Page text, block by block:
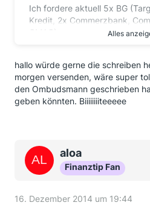
Ich fordere aktuell 5x BG
Kredit, 2x Commerzbank,
der Verjährung gesendet und
man ausfüllen musste. Ist
brauch ich doch nix machen
Bei allen war Frist bis gestern.
Fragen
der Banken?
Alles
hallo würde gerne die schreiben
morgen versenden, wäre super
den Ombudsmann geschrieben
geben könnten. Biiiiiiiiteeeee
aloa
Finanztip Fan
16. Dezember 2014 um 19:44